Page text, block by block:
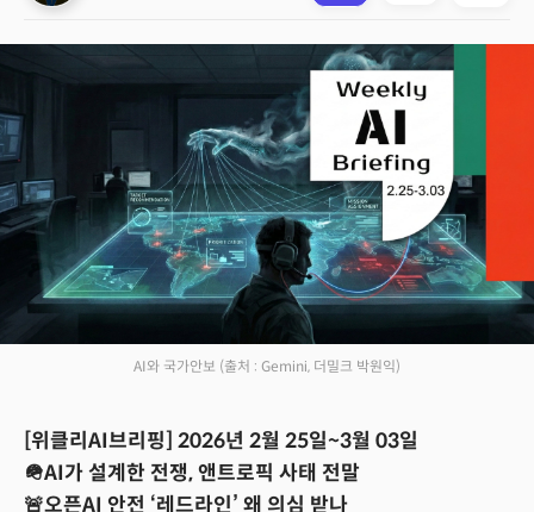
AI와 국가안보 (출처 : Gemini, 더밀크 박원익)
[위클리AI브리핑] 2026년 2월 25일~3월 03일
🪖AI가 설계한 전쟁, 앤트로픽 사태 전말
🚨오픈AI 안전 ‘레드라인’ 왜 의심 받나